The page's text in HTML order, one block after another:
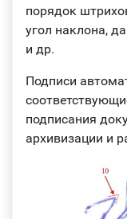
порядок
угол наклона,
и др.
Подписи
подписания
архивизации и